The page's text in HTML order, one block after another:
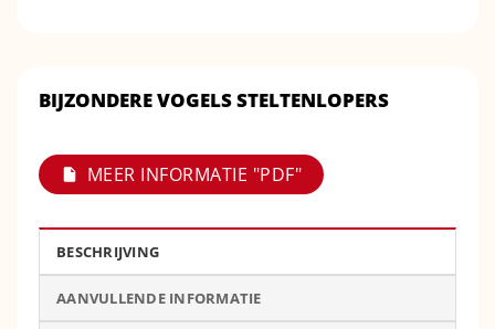
BIJZONDERE VOGELS STELTENLOPERS
MEER INFORMATIE "PDF"
BESCHRIJVING
AANVULLENDE INFORMATIE